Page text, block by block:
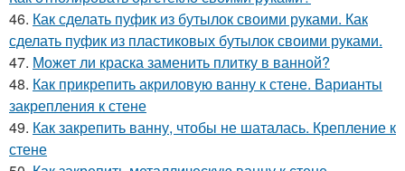
46. Как сделать пуфик из бутылок своими руками. Как
сделать пуфик из пластиковых бутылок своими руками.
47. Может ли краска заменить плитку в ванной?
48. Как прикрепить акриловую ванну к стене. Варианты
закрепления к стене
49. Как закрепить ванну, чтобы не шаталась. Крепление к
стене